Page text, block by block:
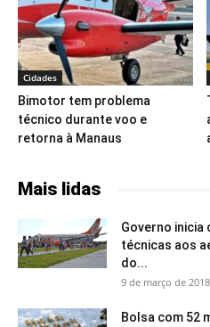
Cidades
Bimotor tem problema
técnico durante voo e
retorna à Manaus
Mais lidas
Governo inicia
técnicas aos
do...
9 de março de 2018
Bolsa com 52